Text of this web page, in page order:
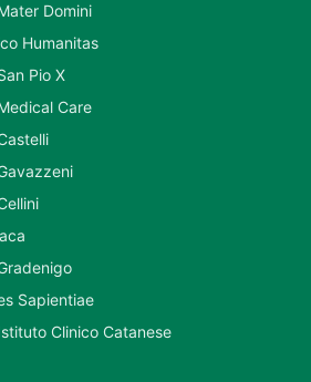
Domini
Humanitas
Pio X
Care
Sapientiae
Clinico Catanese